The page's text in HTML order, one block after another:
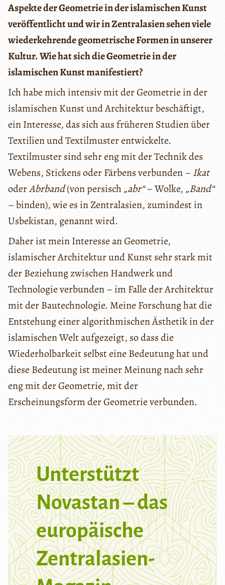
Aspekte der Geometrie in der islamischen Kunst
veröffentlicht und wir in Zentralasien sehen viele
wiederkehrende geometrische Formen in unserer
Kultur. Wie hat sich die Geometrie in der
islamischen Kunst manifestiert?
Ich habe mich intensiv mit der Geometrie in der
islamischen Kunst und Architektur beschäftigt,
ein Interesse, das sich aus früheren Studien über
Textilien und Textilmuster entwickelte.
Textilmuster sind sehr eng mit der Technik des
Webens, Stickens oder Färbens verbunden – Ikat
oderAbrband(von persisch „abr“– Wolke, „Band“
– binden), wie es in Zentralasien, zumindest in
Usbekistan, genannt wird.
Daher ist mein Interesse an Geometrie,
islamischer Architektur und Kunst sehr stark mit
der Beziehung zwischen Handwerk und
Technologie verbunden – im Falle der Architektur
mit der Bautechnologie. Meine Forschung hat die
Entstehung einer algorithmischen Ästhetik in der
islamischen Welt aufgezeigt, so dass die
Wiederholbarkeit selbst eine Bedeutung hat und
diese Bedeutung ist meiner Meinung nach sehr
eng mit der Geometrie, mit der
Erscheinungsform der Geometrie verbunden.
Unterstützt
Novastan – das
europäische
Zentralasien-